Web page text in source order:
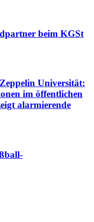
beim KGSt
Universität:
im öffentlichen
alarmierende